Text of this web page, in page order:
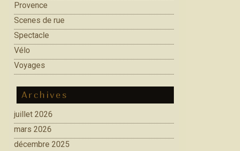
Provence
Scenes de rue
Spectacle
Vélo
Voyages
Archives
juillet 2026
mars 2026
décembre 2025